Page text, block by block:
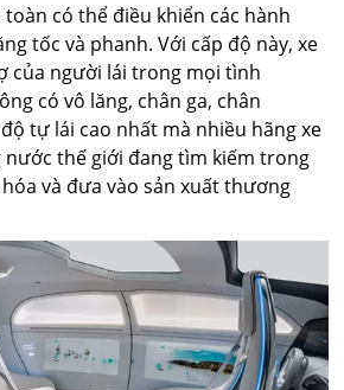
toàn có thể điều khiển các hành
tốc và phanh. Với cấp độ này, xe
của người lái trong mọi tình
có vô lăng, chân ga, chân
tự lái cao nhất mà nhiều hãng xe
nước thế giới đang tìm kiếm trong
và đưa vào sản xuất thương